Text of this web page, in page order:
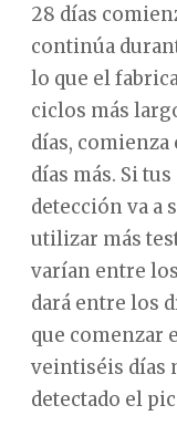
28 días
continúa
lo que el
ciclos más
días, comienza
días más. Si
detección va a
utilizar más
varían entre
dará entre los
que comenzar
veintiséis días
detectado el